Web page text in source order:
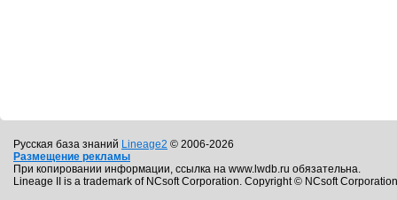
Русская база знаний Lineage2 © 2006-2026
Размещение рекламы
При копировании информации, ссылка на www.lwdb.ru обязательна.
Lineage II is a trademark of NCsoft Corporation. Copyright © NCsoft